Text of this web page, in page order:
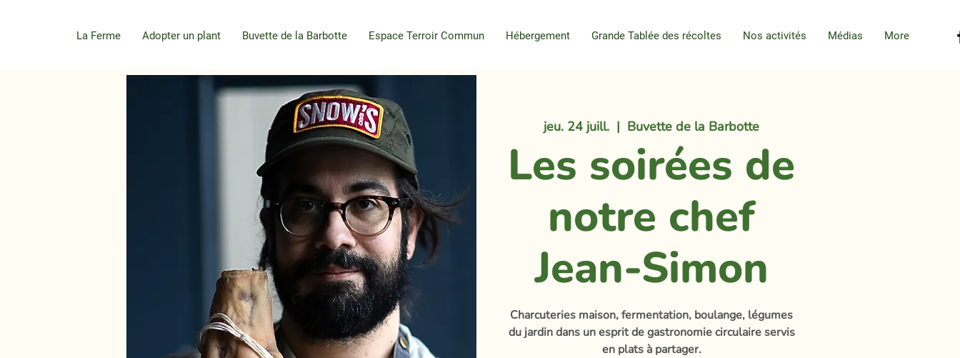
La Ferme Adopter un plant Buvette de la Barbotte Espace Terroir Commun Hébergement Grande Tablée des récoltes Nos activités Médias More
jeu. 24 juill.
  |
Buvette de la Barbotte
Les soirées de
notre chef
Jean-Simon
Charcuteries maison, fermentation, boulange, légumes
du jardin dans un esprit de gastronomie circulaire servis
en plats à partager.